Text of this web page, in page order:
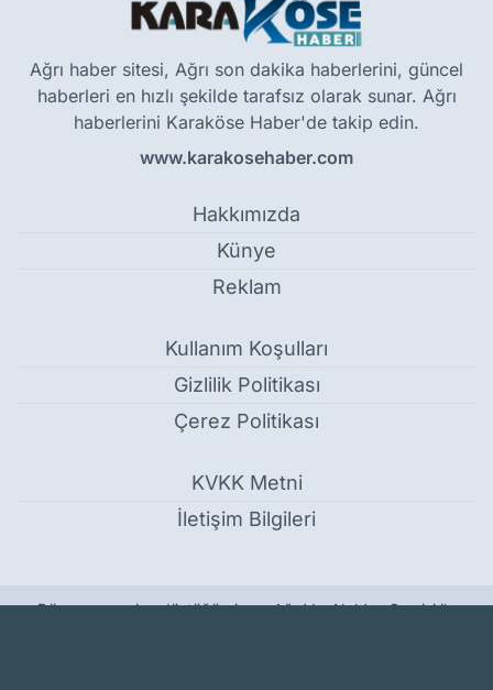
Ağrı haber sitesi, Ağrı son dakika haberlerini, güncel
haberleri en hızlı şekilde tarafsız olarak sunar. Ağrı
haberlerini Karaköse Haber'de takip edin.
www.karakosehaber.com
Hakkımızda
Künye
Reklam
Kullanım Koşulları
Gizlilik Politikası
Çerez Politikası
KVKK Metni
İletişim Bilgileri
Dünyanın peşine düştüğü gizem Ağrı’da: Nuh’un Gemisi ile